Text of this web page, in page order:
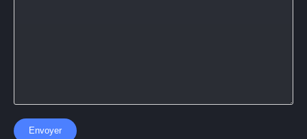
Envoyer